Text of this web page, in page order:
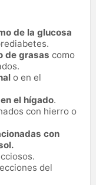
de la glucosa
de grasas como
o en el
el hígado.
con hierro o
con
del